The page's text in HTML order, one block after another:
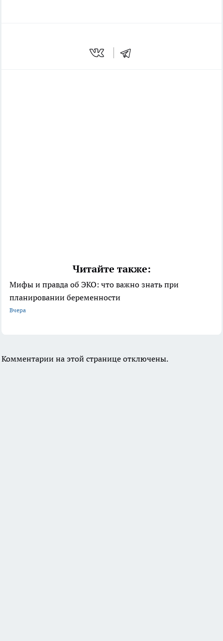
Читайте также:
Мифы и правда об ЭКО: что важно знать при
планировании беременности
Вчера
Комментарии на этой странице отключены.